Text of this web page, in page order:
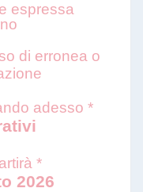
espressa
di erronea o
adesso *
*
2026